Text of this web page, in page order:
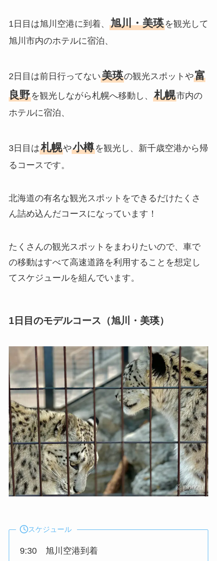
1日目は旭川空港に到着、 旭川・美瑛を観光して
旭川市内のホテルに宿泊、
2日目は前日行ってない美瑛の観光スポットや富
良野を観光しながら札幌へ移動し、 札幌市内の
ホテルに宿泊、
3日目は札幌や小樽を観光し、新千歳空港から帰
るコースです。
北海道の有名な観光スポットをできるだけたくさ
ん詰め込んだコースになっています！
たくさんの観光スポットをまわりたいので、車で
の移動はすべて高速道路を利用することを想定し
てスケジュールを組んでいます。
1日目のモデルコース（旭川・美瑛）
スケジュール
9:30 旭川空港到着